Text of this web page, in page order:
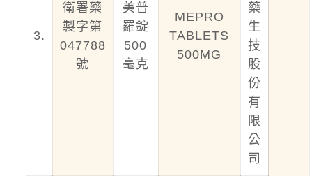
3.
衛署藥
製字第
047788
號
美普
羅錠
500
毫克
MEPRO
TABLETS
500MG
藥
生
技
股
份
有
限
公
司